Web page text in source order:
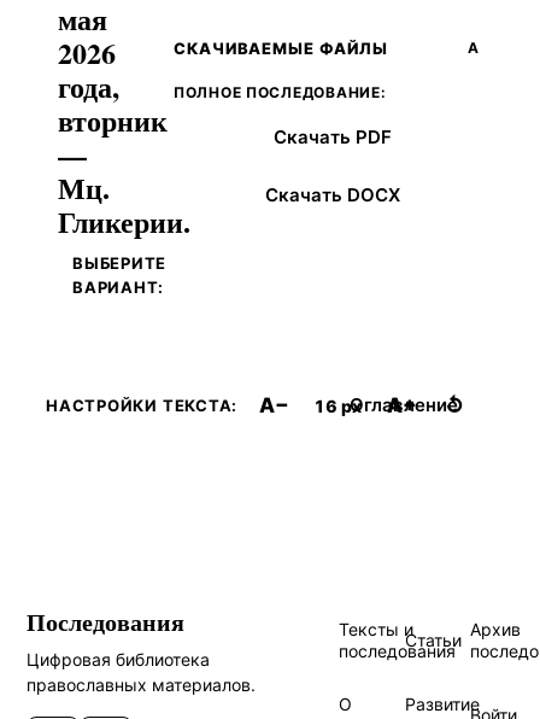
мая
2026
года,
вторник
—
Мц.
Гликерии.
ВЫБЕРИТЕ
ВАРИАНТ:
СКАЧИВАЕМЫЕ ФАЙЛЫ А
ПОЛНОЕ ПОСЛЕДОВАНИЕ:
Скачать PDF
Скачать DOCX
НАСТРОЙКИ ТЕКСТА: A− 16 px A+ ↺
Оглавление
Последования
Цифровая библиотека
православных материалов.
Тексты и
последования
Статьи
Архив
О
Развитие
Войти